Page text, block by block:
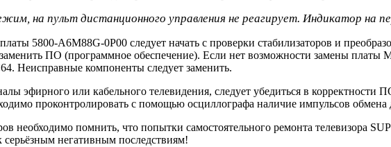
на пульт дистанционного управления не реагирует. Индикатор на
5800-A6M88G-0P00 следует начать с проверки стабилизаторов и
ПО (программное обеспечение). Если нет возможности замены платы
Неисправные компоненты следует заменить.
эфирного или кабельного телевидения, следует убедиться в
проконтролировать с помощью осциллографа наличие импульсов
необходимо помнить, что попытки самостоятельного ремонта телевизора
негативным последствиям!